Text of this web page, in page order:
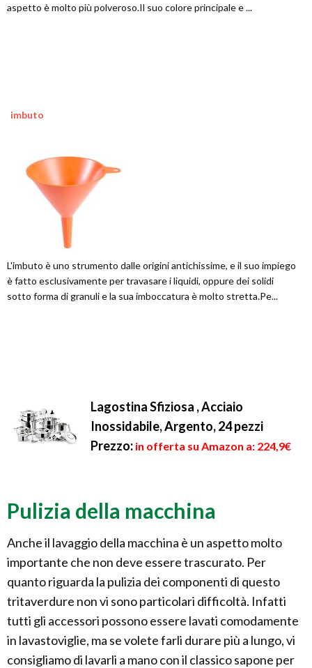
aspetto è molto più polveroso.Il suo colore principale e ...
imbuto
L'imbuto è uno strumento dalle origini antichissime, e il suo impiego
è fatto esclusivamente per travasare i liquidi, oppure dei solidi
sotto forma di granuli e la sua imboccatura è molto stretta.Pe...
Lagostina Sfiziosa , Acciaio
Inossidabile, Argento, 24 pezzi
Prezzo: in offerta su Amazon a: 224,9€
Pulizia della macchina
Anche il lavaggio della macchina è un aspetto molto
importante che non deve essere trascurato. Per
quanto riguarda la pulizia dei componenti di questo
tritaverdure non vi sono particolari difficoltà. Infatti
tutti gli accessori possono essere lavati comodamente
in lavastoviglie, ma se volete farli durare più a lungo, vi
consigliamo di lavarli a mano con il classico sapone per